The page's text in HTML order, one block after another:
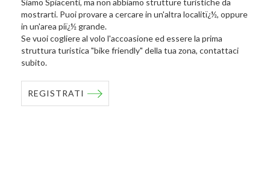
Siamo Spiacenti, ma non abbiamo strutture turistiche da
mostrarti. Puoi provare a cercare in un'altra localitï¿½, oppure
in un'area piï¿½ grande.
Se vuoi cogliere al volo l'accoasione ed essere la prima
struttura turistica "bike friendly" della tua zona, contattaci
subito.
REGISTRATI